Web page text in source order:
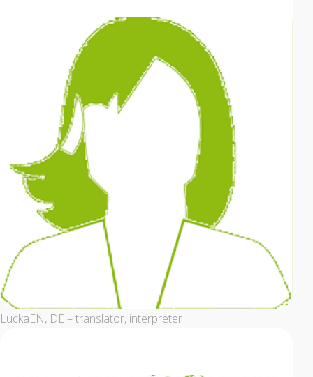
LuckaEN, DE – translator, interpreter